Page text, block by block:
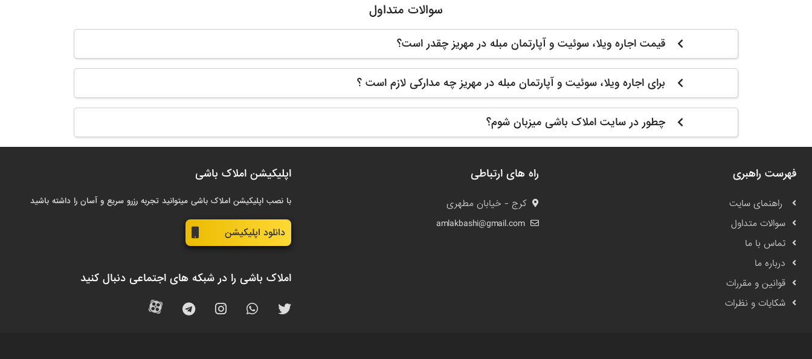
سوالات متداول
قیمت اجاره ویلا، سوئیت و آپارتمان مبله در مهریز چقدر است؟
برای اجاره ویلا، سوئیت و آپارتمان مبله در مهریز چه مدارکی لازم است ؟
چطور در سایت املاک باشی میزبان شوم؟
فهرست راهبری
راهنمای سایت
سوالات متداول
تماس با ما
درباره ما
قوانین و مقررات
شکایات و نظرات
راه های ارتباطی
کرج - خیابان مطهری
amlakbashi@gmail.com
اپلیکیشن املاک باشی
با نصب اپلیکیشن املاک باشی میتوانید تجربه رزرو سریع و آسان را داشته باشید
دانلود اپلیکیشن
املاک باشی را در شبکه های اجتماعی دنبال کنید